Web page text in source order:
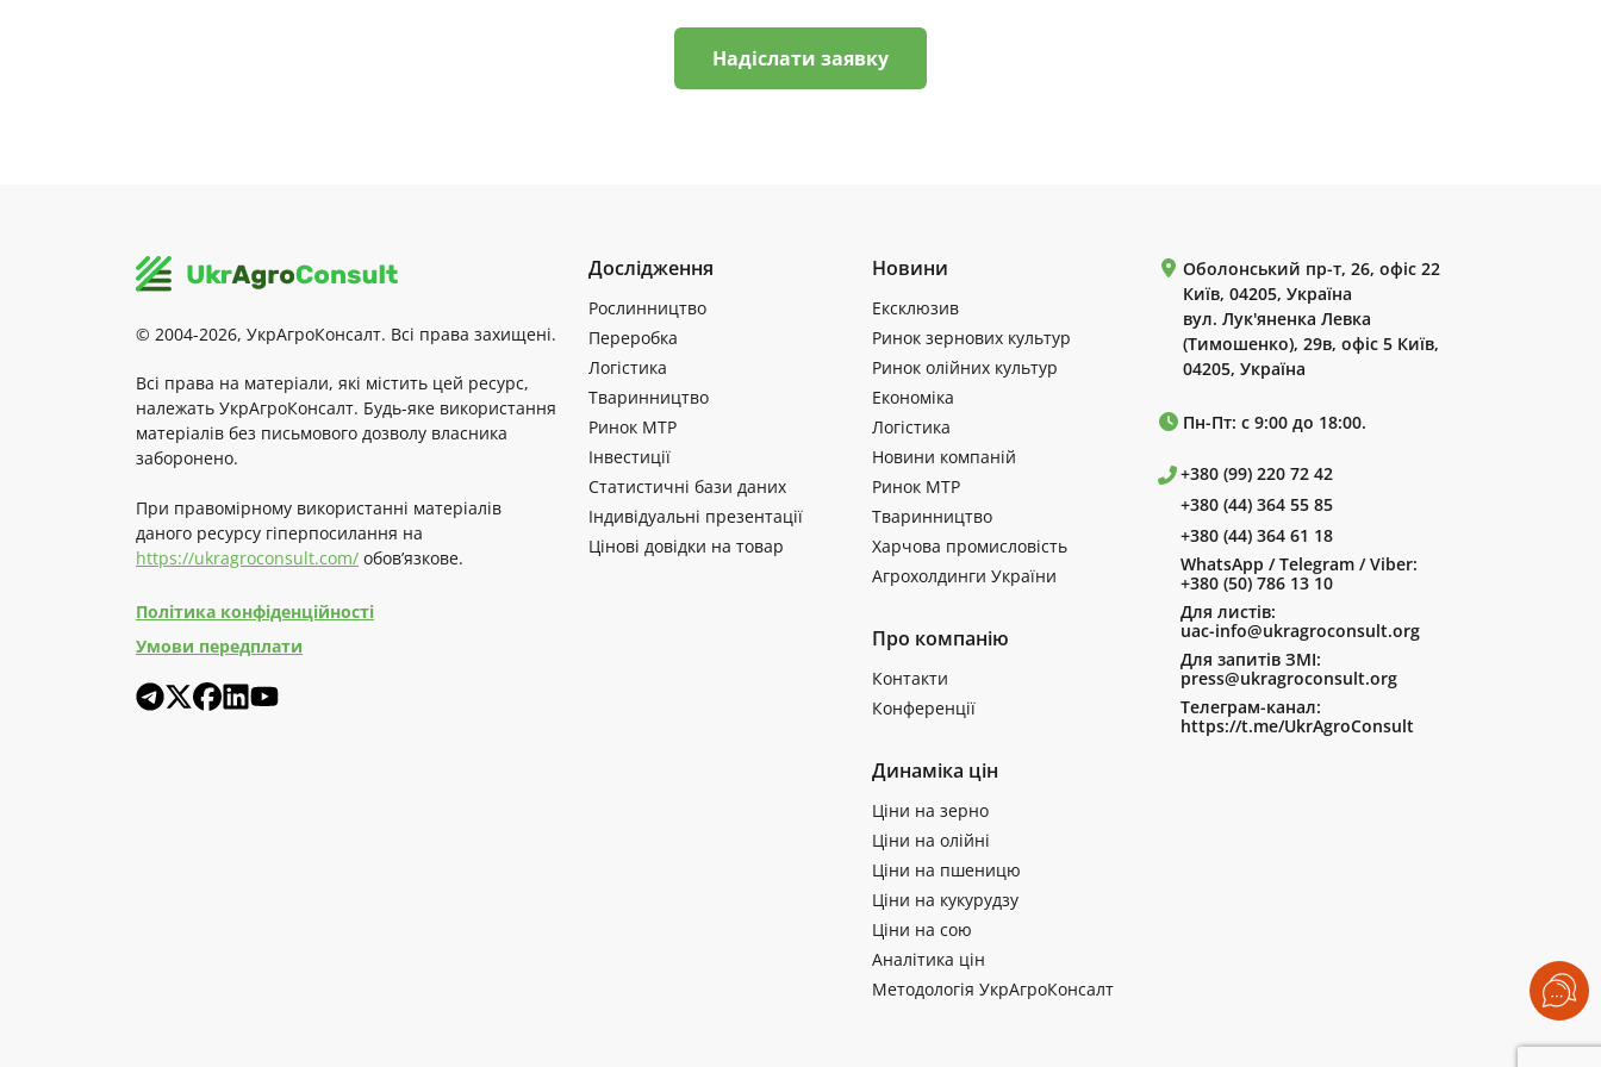
Надіслати заявку
© 2004-2026, УкрАгроКонсалт. Всі права захищені.
Всі права на матеріали, які містить цей ресурс,
належать УкрАгроКонсалт. Будь-яке використання
матеріалів без письмового дозволу власника
заборонено.
При правомірному використанні матеріалів
даного ресурсу гіперпосилання на
https://ukragroconsult.com/ обов’язкове.
Політика конфіденційності
Умови передплати
Дослідження
Рослинництво
Переробка
Логістика
Тваринництво
Ринок МТР
Інвестиції
Статистичні бази даних
Індивідуальні презентації
Цінові довідки на товар
Новини
Ексклюзив
Ринок зернових культур
Ринок олійних культур
Економіка
Логістика
Новини компаній
Ринок МТР
Тваринництво
Харчова промисловість
Агрохолдинги України
Про компанію
Контакти
Конференції
Динаміка цін
Ціни на зерно
Ціни на олійні
Ціни на пшеницю
Ціни на кукурудзу
Ціни на сою
Аналітика цін
Методологія УкрАгроКонсалт
Оболонський пр-т, 26, офіс 22
Київ, 04205, Україна
вул. Лук'яненка Левка
(Тимошенко), 29в, офіс 5 Київ,
04205, Україна
Пн-Пт: с 9:00 до 18:00.
+380 (99) 220 72 42
+380 (44) 364 55 85
+380 (44) 364 61 18
WhatsApp / Telegram / Viber:
+380 (50) 786 13 10
Для листів:
uac-info@ukragroconsult.org
Для запитів ЗМІ:
press@ukragroconsult.org
Телеграм-канал:
https://t.me/UkrAgroConsult